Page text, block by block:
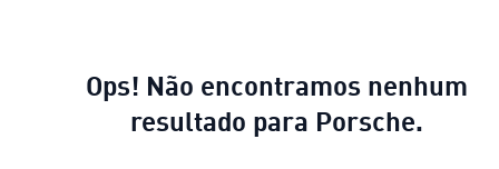
Ops! Não encontramos nenhum
resultado para Porsche.